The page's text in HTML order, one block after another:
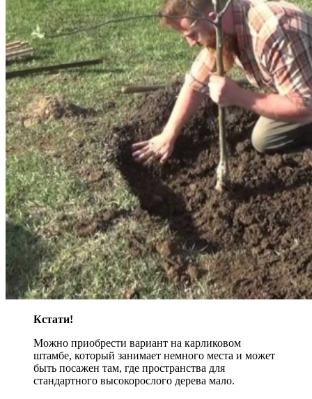
Кстати!
Можно приобрести вариант на карликовом
штамбе, который занимает немного места и может
быть посажен там, где пространства для
стандартного высокорослого дерева мало.